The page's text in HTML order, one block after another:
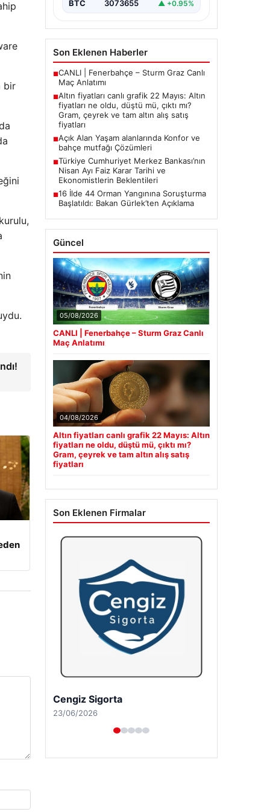
bir
BTC 3073655 ▲ +0.95%
Son Eklenen Haberler
■CANLI | Fenerbahçe – Sturm Graz Canlı
Maç Anlatımı
■Altın fiyatları canlı grafik 22 Mayıs: Altın
fiyatları ne oldu, düştü mü, çıktı mı?
Gram, çeyrek ve tam altın alış satış
fiyatları
■Açık Alan Yaşam alanlarında Konfor ve
bahçe mutfağı Çözümleri
■Türkiye Cumhuriyet Merkez Bankası’nın
Nisan Ayı Faiz Karar Tarihi ve
Ekonomistlerin Beklentileri
■16 İlde 44 Orman Yangınına Soruşturma
Başlatıldı: Bakan Gürlek’ten Açıklama
Güncel
05/08/2026
CANLI | Fenerbahçe – Sturm Graz Canlı
Maç Anlatımı
04/08/2026
Altın fiyatları canlı grafik 22 Mayıs: Altın
fiyatları ne oldu, düştü mü, çıktı mı?
Gram, çeyrek ve tam altın alış satış
fiyatları
Son Eklenen Firmalar
Cengiz Sigorta
23/06/2026